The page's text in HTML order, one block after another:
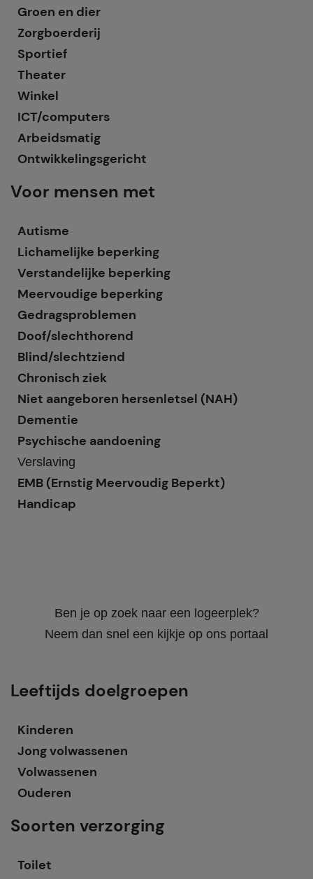
Groen en dier
Zorgboerderij
Sportief
Theater
Winkel
ICT/computers
Arbeidsmatig
Ontwikkelingsgericht
Voor mensen met
Autisme
Lichamelijke beperking
Verstandelijke beperking
Meervoudige beperking
Gedragsproblemen
Doof/slechthorend
Blind/slechtziend
Chronisch ziek
Niet aangeboren hersenletsel (NAH)
Dementie
Psychische aandoening
Verslaving
EMB (Ernstig Meervoudig Beperkt)
Handicap
Ben je op zoek naar een logeerplek?
Neem dan snel een kijkje op ons portaal
Leeftijds doelgroepen
Kinderen
Jong volwassenen
Volwassenen
Ouderen
Soorten verzorging
Toilet